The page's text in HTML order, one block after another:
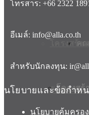
คณ
โครงสร้
โครงสร้า
วัฒนธรรม
โทรสาร: +66 2322
อีเมล์: info@alla.co.th
สำหรับนักลงทุน:
นโยบายและข้อกำห
นโยบายคุ้มครอ